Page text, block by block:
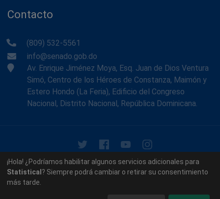
Contacto
(809) 532-5561
info@senado.gob.do
Av. Enrique Jiménez Moya, Esq. Juan de Dios Ventura
Simó, Centro de los Héroes de Constanza, Maimón y
Estero Hondo (La Feria), Edificio del Congreso
Nacional, Distrito Nacional, República Dominicana.
© 2026 - Memoria Histórica del Senado de la República
Dominicana. Todos los derechos reservados.
¡Hola! ¿Podríamos habilitar algunos servicios adicionales para
Statistical ? Siempre podrá cambiar o retirar su consentimiento
más tarde.